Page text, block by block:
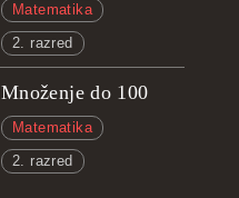
Matematika
2. razred
Množenje do 100
Matematika
2. razred